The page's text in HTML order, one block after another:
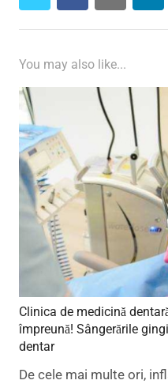
You may also like...
Clinica de medicină
împreună! Sângerările
dentar
De cele mai multe ori,